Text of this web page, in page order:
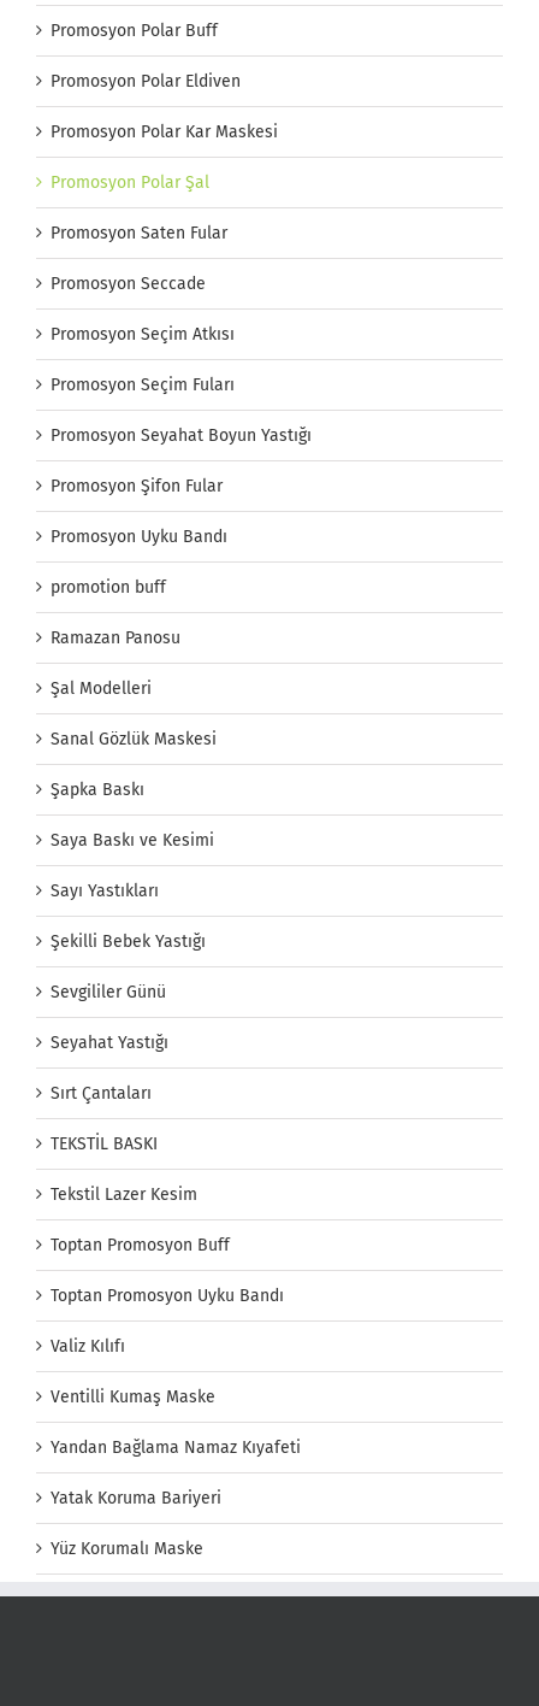
Promosyon Polar Buff
Promosyon Polar Eldiven
Promosyon Polar Kar Maskesi
Promosyon Polar Şal
Promosyon Saten Fular
Promosyon Seccade
Promosyon Seçim Atkısı
Promosyon Seçim Fuları
Promosyon Seyahat Boyun Yastığı
Promosyon Şifon Fular
Promosyon Uyku Bandı
promotion buff
Ramazan Panosu
Şal Modelleri
Sanal Gözlük Maskesi
Şapka Baskı
Saya Baskı ve Kesimi
Sayı Yastıkları
Şekilli Bebek Yastığı
Sevgililer Günü
Seyahat Yastığı
Sırt Çantaları
TEKSTİL BASKI
Tekstil Lazer Kesim
Toptan Promosyon Buff
Toptan Promosyon Uyku Bandı
Valiz Kılıfı
Ventilli Kumaş Maske
Yandan Bağlama Namaz Kıyafeti
Yatak Koruma Bariyeri
Yüz Korumalı Maske